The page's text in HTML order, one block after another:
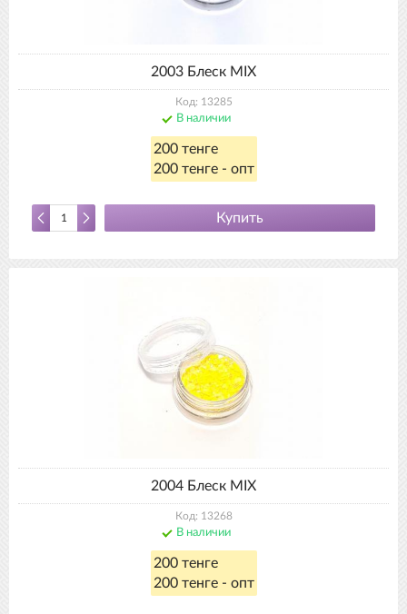
2003 Блеск MIX
Код: 13285
В наличии
200 тенге
200 тенге - опт
Купить
2004 Блеск MIX
Код: 13268
В наличии
200 тенге
200 тенге - опт